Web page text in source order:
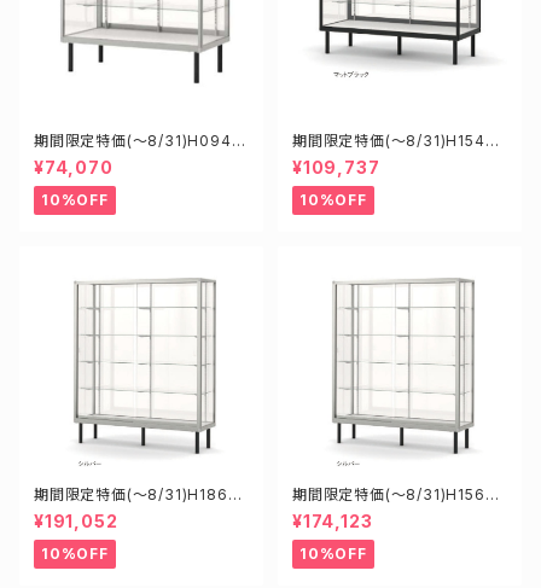
期間限定特価(～8/31)H0945
0S W900D450H900mm 新
型業務用ガラスケース ショーケ
ース
¥74,070
10%OFF
期間限定特価(～8/31)H15450
B W1500D450H900mm 新
型業務用ガラスケース ショーケ
ース
¥109,737
10%OFF
期間限定特価(～8/31)H1860
8S W1800D6000H1800mm
新型業務用ガラスケース ショー
ケース
¥191,052
10%OFF
期間限定特価(～8/31)H15608
S W1500D600H1800mm 新
型業務用ガラスケース ショーケ
ース
¥174,123
10%OFF